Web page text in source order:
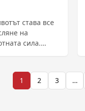
става все
на
сила.
1 2 3 …